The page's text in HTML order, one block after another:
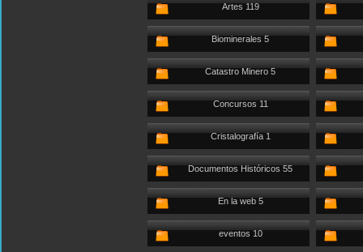
Artes 119
Biominerales 5
Catastro Minero 5
Concursos 11
Cristalografía 1
Documentos Históricos 55
En la web 5
eventos 10